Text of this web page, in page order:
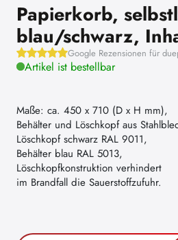
Papierkorb,
blau/schwarz,
Google Rezensionen für
Artikel ist bestellbar
Maße: ca. 450 x 710 (D x H mm),
Behälter und Löschkopf aus
Löschkopf schwarz RAL 9011,
Behälter blau RAL 5013,
Löschkopfkonstruktion verhindert
im Brandfall die Sauerstoffzufuhr.